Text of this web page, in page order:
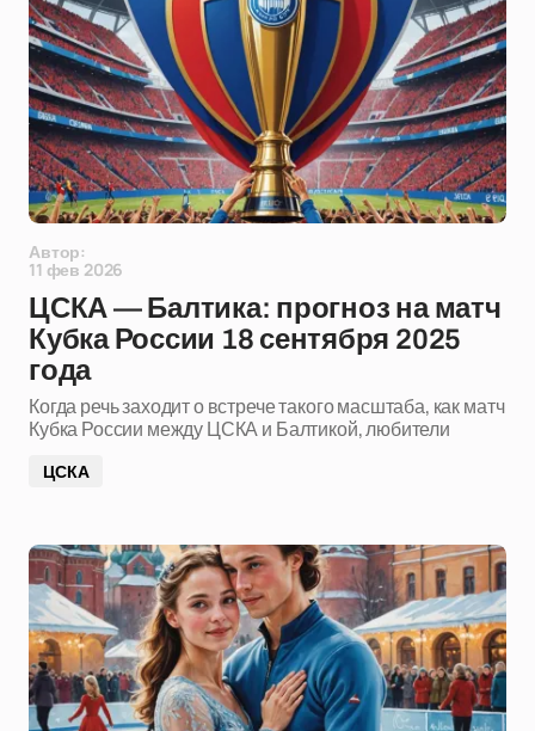
Автор:
11 фев 2026
ЦСКА — Балтика: прогноз на матч
Кубка России 18 сентября 2025
года
Когда речь заходит о встрече такого масштаба, как матч
Кубка России между ЦСКА и Балтикой, любители
ЦСКА